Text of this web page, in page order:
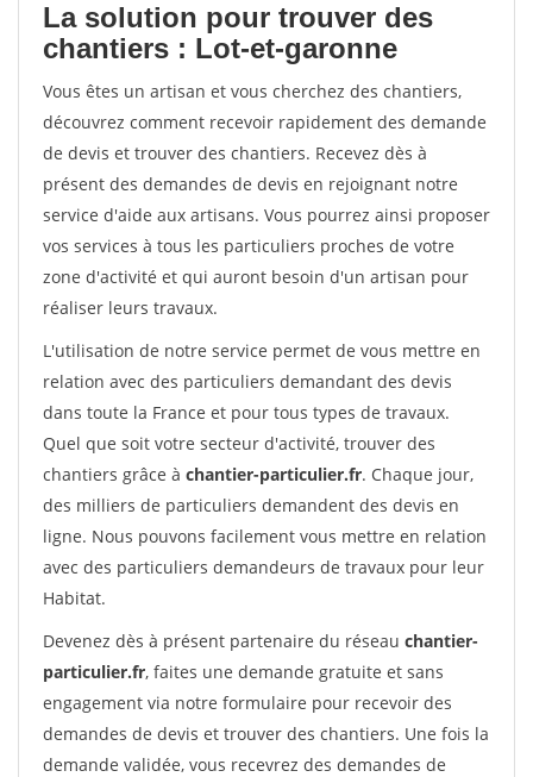
La solution pour trouver des
chantiers : Lot-et-garonne
Vous êtes un artisan et vous cherchez des chantiers,
découvrez comment recevoir rapidement des demande
de devis et trouver des chantiers. Recevez dès à
présent des demandes de devis en rejoignant notre
service d'aide aux artisans. Vous pourrez ainsi proposer
vos services à tous les particuliers proches de votre
zone d'activité et qui auront besoin d'un artisan pour
réaliser leurs travaux.
L'utilisation de notre service permet de vous mettre en
relation avec des particuliers demandant des devis
dans toute la France et pour tous types de travaux.
Quel que soit votre secteur d'activité, trouver des
chantiers grâce à chantier-particulier.fr. Chaque jour,
des milliers de particuliers demandent des devis en
ligne. Nous pouvons facilement vous mettre en relation
avec des particuliers demandeurs de travaux pour leur
Habitat.
Devenez dès à présent partenaire du réseau chantier-
particulier.fr, faites une demande gratuite et sans
engagement via notre formulaire pour recevoir des
demandes de devis et trouver des chantiers. Une fois la
demande validée, vous recevrez des demandes de